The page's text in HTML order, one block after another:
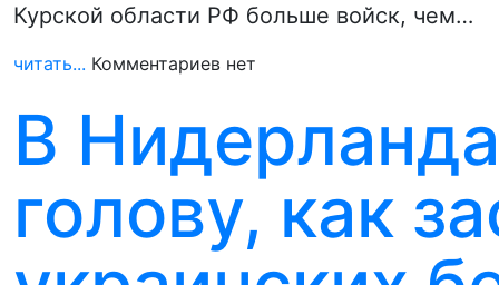
Курской области РФ больше войск, чем…
читать... Комментариев нет
В
голову, как